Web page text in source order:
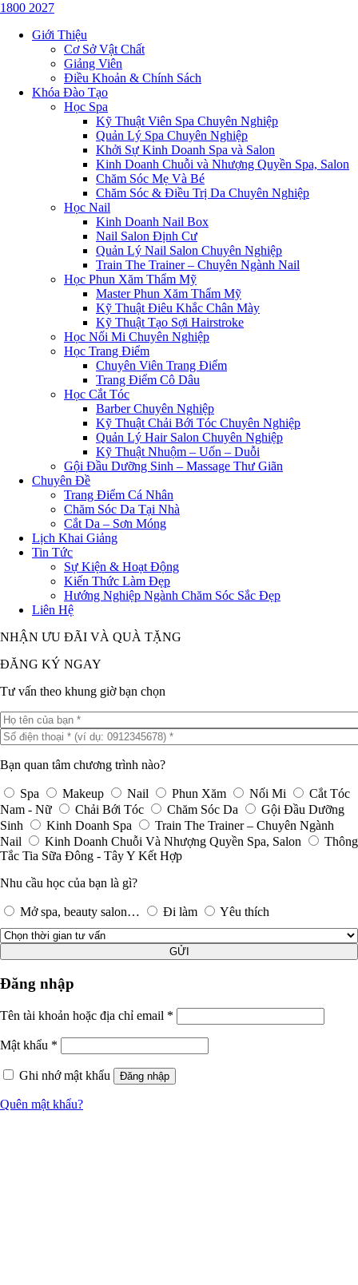
1800 2027
Giới Thiệu
Cơ Sở Vật Chất
Giảng Viên
Điều Khoản & Chính Sách
Khóa Đào Tạo
Học Spa
Kỹ Thuật Viên Spa Chuyên Nghiệp
Quản Lý Spa Chuyên Nghiệp
Khởi Sự Kinh Doanh Spa và Salon
Kinh Doanh Chuỗi và Nhượng Quyền Spa, Salon
Chăm Sóc Mẹ Và Bé
Chăm Sóc & Điều Trị Da Chuyên Nghiệp
Học Nail
Kinh Doanh Nail Box
Nail Salon Định Cư
Quản Lý Nail Salon Chuyên Nghiệp
Train The Trainer – Chuyên Ngành Nail
Học Phun Xăm Thẩm Mỹ
Master Phun Xăm Thẩm Mỹ
Kỹ Thuật Điêu Khắc Chân Mày
Kỹ Thuật Tạo Sợi Hairstroke
Học Nối Mi Chuyên Nghiệp
Học Trang Điểm
Chuyên Viên Trang Điểm
Trang Điểm Cô Dâu
Học Cắt Tóc
Barber Chuyên Nghiệp
Kỹ Thuật Chải Bới Tóc Chuyên Nghiệp
Quản Lý Hair Salon Chuyên Nghiệp
Kỹ Thuật Nhuộm – Uốn – Duỗi
Gội Đầu Dưỡng Sinh – Massage Thư Giãn
Chuyên Đề
Trang Điểm Cá Nhân
Chăm Sóc Da Tại Nhà
Cắt Da – Sơn Móng
Lịch Khai Giảng
Tin Tức
Sự Kiện & Hoạt Động
Kiến Thức Làm Đẹp
Hướng Nghiệp Ngành Chăm Sóc Sắc Đẹp
Liên Hệ
NHẬN ƯU ĐÃI VÀ QUÀ TẶNG
ĐĂNG KÝ NGAY
Tư vấn theo khung giờ bạn chọn
Bạn quan tâm chương trình nào?
Spa Makeup Nail Phun Xăm Nối Mi
Cắt Tóc
Nam - Nữ
Chải Bới Tóc Chăm Sóc Da
Gội Đầu Dưỡng
Sinh
Kinh Doanh Spa
Train The Trainer – Chuyên Ngành
Nail
Kinh Doanh Chuỗi Và Nhượng Quyền Spa, Salon
Thông
Tắc Tia Sữa Đông - Tây Y Kết Hợp
Nhu cầu học của bạn là gì?
Mở spa, beauty salon… Đi làm Yêu thích
GỬI
Đăng nhập
Tên tài khoản hoặc địa chỉ email *
Mật khẩu *
Ghi nhớ mật khẩu Đăng nhập
Quên mật khẩu?